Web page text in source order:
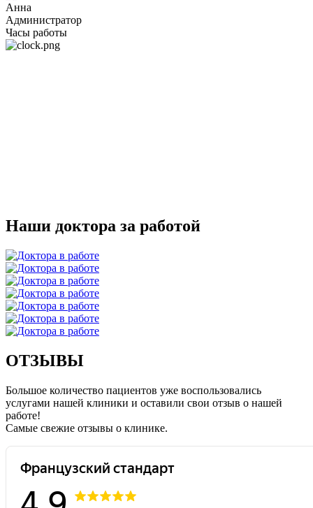
Анна
Администратор
Часы работы
Наши доктора за работой
ОТЗЫВЫ
Большое количество пациентов уже воспользовались
услугами нашей клиники и оставили свои отзыв о нашей
работе!
Caмые свежие отзывы о клинике.